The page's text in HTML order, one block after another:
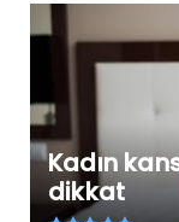
Kadın
dikkat